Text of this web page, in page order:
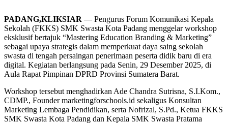
PADANG,KLIKSIAR — Pengurus Forum Komunikasi Kepala
Sekolah (FKKS) SMK Swasta Kota Padang menggelar workshop
eksklusif bertajuk “Mastering Education Branding & Marketing”
sebagai upaya strategis dalam memperkuat daya saing sekolah
swasta di tengah persaingan penerimaan peserta didik baru di era
digital. Kegiatan berlangsung pada Senin, 29 Desember 2025, di
Aula Rapat Pimpinan DPRD Provinsi Sumatera Barat.
Workshop tersebut menghadirkan Ade Chandra Sutrisna, S.I.Kom.,
CDMP., Founder marketingforschools.id sekaligus Konsultan
Marketing Lembaga Pendidikan, serta Nofrizal, S.Pd., Ketua FKKS
SMK Swasta Kota Padang dan Kepala SMK Swasta Pratama